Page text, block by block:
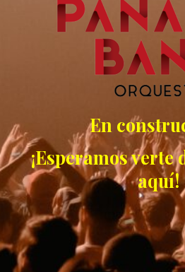
En
¡Esperamos verte
aquí!